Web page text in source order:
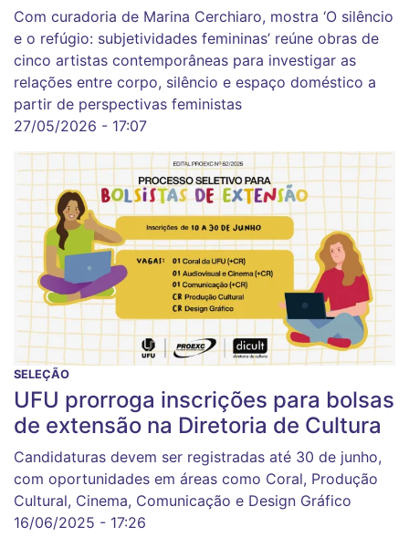
Com curadoria de Marina Cerchiaro, mostra ‘O silêncio
e o refúgio: subjetividades femininas’ reúne obras de
cinco artistas contemporâneas para investigar as
relações entre corpo, silêncio e espaço doméstico a
partir de perspectivas feministas
27/05/2026 - 17:07
SELEÇÃO
UFU prorroga inscrições para bolsas
de extensão na Diretoria de Cultura
Candidaturas devem ser registradas até 30 de junho,
com oportunidades em áreas como Coral, Produção
Cultural, Cinema, Comunicação e Design Gráfico
16/06/2025 - 17:26